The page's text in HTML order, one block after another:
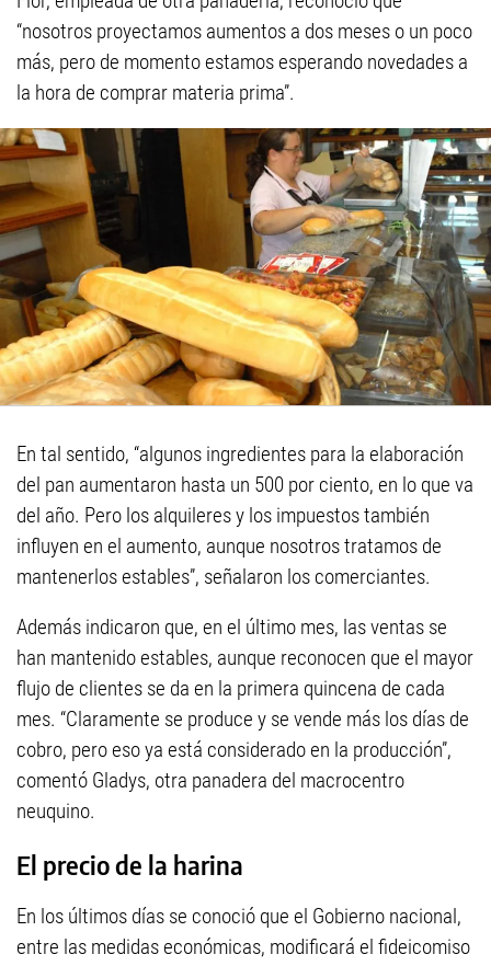
“nosotros proyectamos aumentos a dos meses o un poco
más, pero de momento estamos esperando novedades a
la hora de comprar materia prima”.
En tal sentido, “algunos ingredientes para la elaboración
del pan aumentaron hasta un 500 por ciento, en lo que va
del año. Pero los alquileres y los impuestos también
influyen en el aumento, aunque nosotros tratamos de
mantenerlos estables”, señalaron los comerciantes.
Además indicaron que, en el último mes, las ventas se
han mantenido estables, aunque reconocen que el mayor
flujo de clientes se da en la primera quincena de cada
mes. “Claramente se produce y se vende más los días de
cobro, pero eso ya está considerado en la producción”,
comentó Gladys, otra panadera del macrocentro
neuquino.
El precio de la harina
En los últimos días se conoció que el Gobierno nacional,
entre las medidas económicas, modificará el fideicomiso